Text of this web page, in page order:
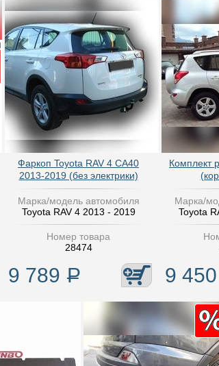
Фаркоп Toyota RAV 4 CA40
2013-2019 (без электрики)
Марка/модель автомобиля
Toyota RAV 4 2013 - 2019
Номер товара
28474
9 789 Р
Комплект
Марка/
Toyota
9 450